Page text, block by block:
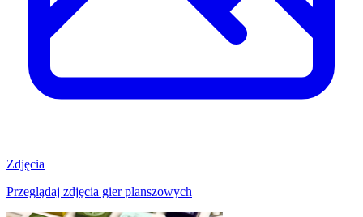
Zdjęcia
Przeglądaj zdjęcia gier planszowych